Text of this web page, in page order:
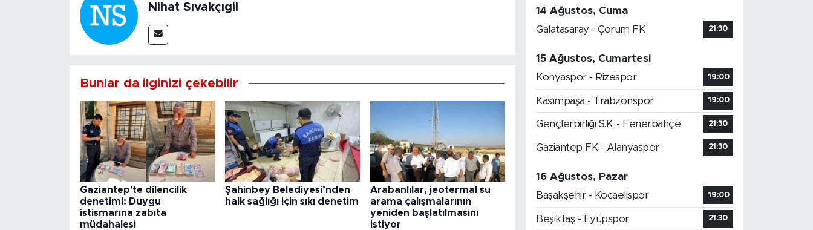
Nihat Sıvakçıgil
Bunlar da ilginizi çekebilir
Gaziantep'te dilencilik
denetimi: Duygu
istismarına zabıta
müdahalesi
Şahinbey Belediyesi’nden
halk sağlığı için sıkı denetim
Arabanlılar, jeotermal su
arama çalışmalarının
yeniden başlatılmasını
istiyor
14 Ağustos, Cuma
Galatasaray - Çorum FK
21:30
15 Ağustos, Cumartesi
Konyaspor - Rizespor
19:00
Kasımpaşa - Trabzonspor 19:00
Gençlerbirliği S.K. - Fenerbahçe 21:30
Gaziantep FK - Alanyaspor 21:30
16 Ağustos, Pazar
Başakşehir - Kocaelispor
19:00
Beşiktaş - Eyüpspor 21:30